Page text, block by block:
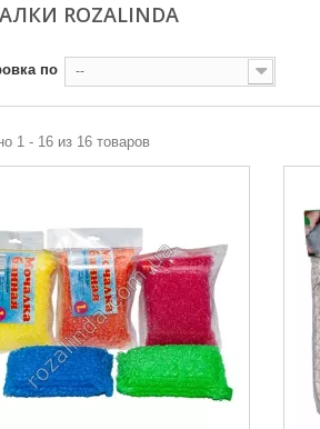
ROZALINDA
по --
1 - 16 из 16 товаров